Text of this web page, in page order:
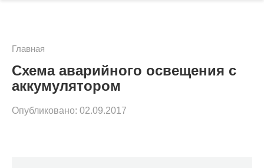
к
Главная
Схема аварийного освещения с
аккумулятором
Опубликовано: 02.09.2017